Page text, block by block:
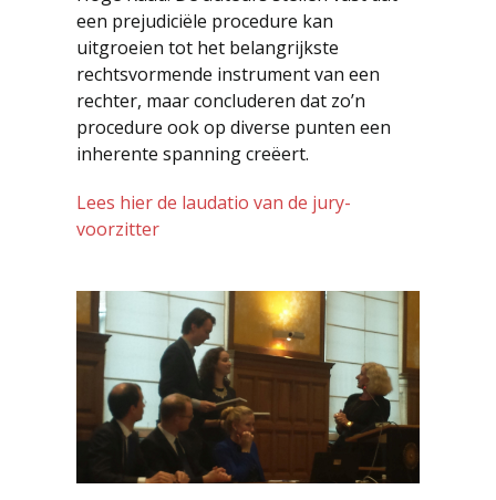
een prejudiciële procedure kan
uitgroeien tot het belangrijkste
rechtsvormende instrument van een
rechter, maar concluderen dat zo’n
procedure ook op diverse punten een
inherente spanning creëert.
Lees hier de laudatio van de jury-
voorzitter